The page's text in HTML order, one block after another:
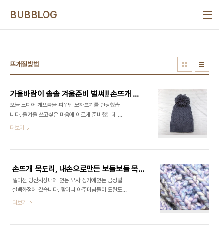
BUBBLOG
뜨개질방법
가을바람이 솔솔 겨울준비 벌써!! 손뜨개 털모자~
오늘 드디어 게으름을 피우던 모자뜨기를 완성했습
니다. 올겨울 쓰고싶은 마음에 이르게 준비했는데 실
이 굵어 생각보다 빨리 떠진 것이었습니다. 마무리를
려고 보니 실 굵기가 너무 달라서 아무래도 배색뜨기
는 불가능 할것 같고해서 한색으로 쭉 완성했습니다.
짜투리를 떠리로 구입한것이라. (기억으로 한타래
2,000원) 두타래 뿐이라 방울까지 완성할수 있을까
를 계속 걱정했어요. 마무리를 하고 보니 약 50cm
님옷같은 회색인데 야외에서 보면 은은한 붉은 빛이
더보기
손뜨개 목도리, 내손으로만든 보들보들 목도리
얼마전 방산시장내에 있는 모사 상가에있는 금성털
실백화점에 갔습니다. 할머니 아주머님들이 도란도
란 난로가에 모여 앉으셔서 이것 저것 뜨고 계셨습니
더보기